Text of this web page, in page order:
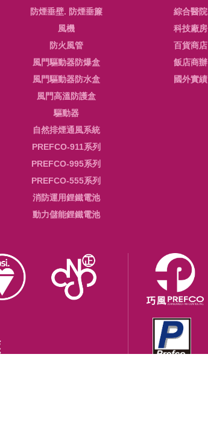
防煙垂壁. 防煙垂簾
風機
防火風管
風門驅動器防爆盒
風門驅動器防水盒
風門高溫防護盒
驅動器
自然排煙通風系統
PREFCO-911系列
PREFCO-995系列
PREFCO-555系列
消防運用鋰鐵電池
動力儲能鋰鐵電池
綜合醫院
科技廠房
百貨商店
飯店商辦
國外實績